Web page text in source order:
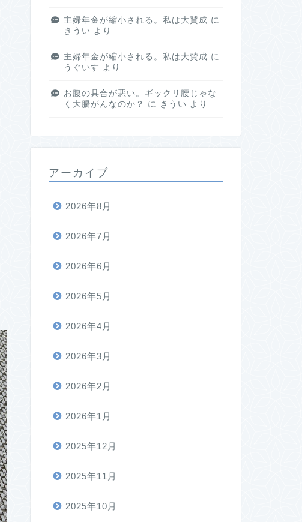
主婦年金が縮小される。私は大賛成 に
きうい より
主婦年金が縮小される。私は大賛成 に
うぐいす より
お腹の具合が悪い。ギックリ腰じゃな
く大腸がんなのか？
に きうい より
アーカイブ
2026年8月
2026年7月
2026年6月
2026年5月
2026年4月
2026年3月
2026年2月
2026年1月
2025年12月
2025年11月
2025年10月